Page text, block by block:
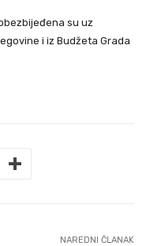
su uz
i iz Budžeta Grada
NAREDNI ČLANAK